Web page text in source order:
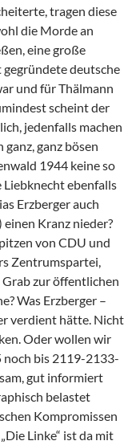
tragen diese
die Morde an
eine große
deutsche
und für Thälmann
scheint der
jedenfalls machen
ganz bösen
1944 keine so
Liebknecht ebenfalls
Erzberger auch
einen Kranz nieder?
von CDU und
Zentrumspartei,
zur öffentlichen
Was Erzberger –
verdient hätte. Nicht
Oder wollen wir
bis 2119-2133-
gut informiert
belastet
Kompromissen
Linke“ ist da mit